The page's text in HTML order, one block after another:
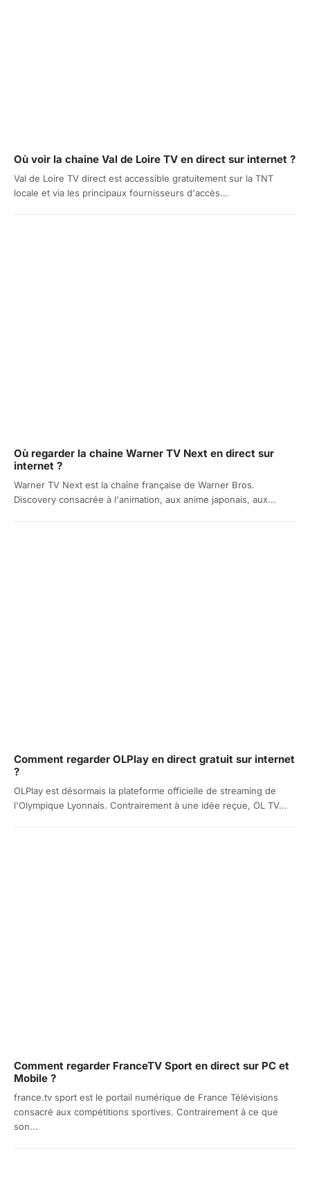
Où voir la chaine Val de Loire TV en direct sur internet ?
Val de Loire TV direct est accessible gratuitement sur la TNT
locale et via les principaux fournisseurs d'accès...
Où regarder la chaine Warner TV Next en direct sur
internet ?
Warner TV Next est la chaîne française de Warner Bros.
Discovery consacrée à l'animation, aux anime japonais, aux...
Comment regarder OLPlay en direct gratuit sur internet
?
OLPlay est désormais la plateforme officielle de streaming de
l'Olympique Lyonnais. Contrairement à une idée reçue, OL TV...
Comment regarder FranceTV Sport en direct sur PC et
Mobile ?
france.tv sport est le portail numérique de France Télévisions
consacré aux compétitions sportives. Contrairement à ce que
son...